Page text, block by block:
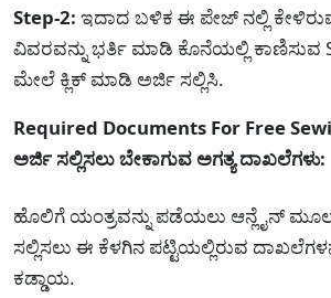
Step-2: ಇದಾದ ಬಳಿಕ ಈ ಪೇಜ್ ನಲ್ಲಿ ಕೇಳಿರುವ
ವಿವರವನ್ನು ಭರ್ತಿ ಮಾಡಿ ಕೊನೆಯಲ್ಲಿ
ಮೇಲೆ ಕ್ಲಿಕ್ ಮಾಡಿ ಅರ್ಜಿ ಸಲ್ಲಿಸಿ.
Required Documents For Free
ಅರ್ಜಿ ಸಲ್ಲಿಸಲು ಬೇಕಾಗುವ ಅಗತ್ಯ ದಾಖಲೆಗಳು:
ಹೊಲಿಗೆ ಯಂತ್ರವನ್ನು ಪಡೆಯಲು ಆನ್ಲೈನ್
ಸಲ್ಲಿಸಲು ಈ ಕೆಳಗಿನ ಪಟ್ಟಿಯಲ್ಲಿರುವ
ಕಡ್ಡಾಯ.